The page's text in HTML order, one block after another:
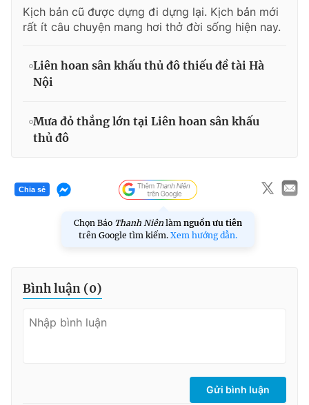
Kịch bản cũ được dựng đi dựng lại. Kịch bản mới
rất ít câu chuyện mang hơi thở đời sống hiện nay.
Liên hoan sân khấu thủ đô thiếu đề tài Hà
Nội
Mưa đỏ thắng lớn tại Liên hoan sân khấu
thủ đô
Chia sẻ
Chọn Báo Thanh Niên làm nguồn ưu tiên
trên Google tìm kiếm. Xem hướng dẫn.
Bình luận (0)
Gửi bình luận